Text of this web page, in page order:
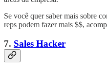
Se você quer saber mais sobre
reps podem fazer mais $$,
7. Sales Hacker